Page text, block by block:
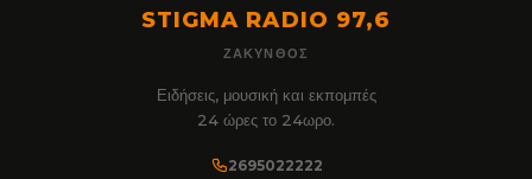
STIGMA RADIO 97,6
ΖΆΚΥΝΘΟΣ
Ειδήσεις, μουσική και εκπομπές
24 ώρες το 24ωρο.
2695022222